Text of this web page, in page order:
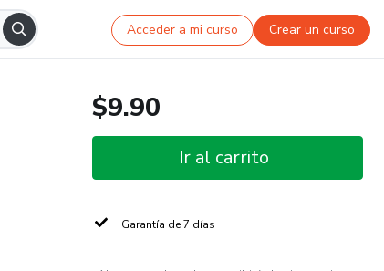
Acceder a mi curso Crear un curso
$9.90
Ir al carrito
Garantía de 7 días